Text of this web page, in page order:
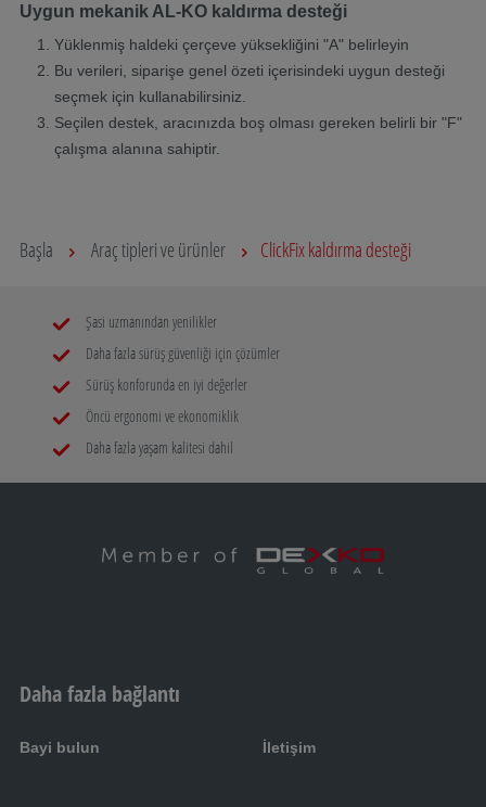
Uygun mekanik AL-KO kaldırma desteği
Yüklenmiş haldeki çerçeve yüksekliğini "A" belirleyin
Bu verileri, siparişe genel özeti içerisindeki uygun desteği
seçmek için kullanabilirsiniz.
Seçilen destek, aracınızda boş olması gereken belirli bir "F"
çalışma alanına sahiptir.
Başla Araç tipleri ve ürünler ClickFix kaldırma desteği
Şasi uzmanından yenilikler
Daha fazla sürüş güvenliği için çözümler
Sürüş konforunda en iyi değerler
Öncü ergonomi ve ekonomiklik
Daha fazla yaşam kalitesi dahil
Daha fazla bağlantı
Bayi bulun İletişim